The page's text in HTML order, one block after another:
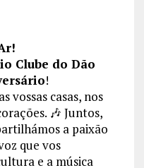
Clube do Dão
!
vossas casas, nos
🎶 Juntos,
a paixão
que vos
e a música